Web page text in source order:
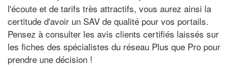
l'écoute et de tarifs très attractifs, vous aurez ainsi la
certitude d'avoir un SAV de qualité pour vos portails.
Pensez à consulter les avis clients certifiés laissés sur
les fiches des spécialistes du réseau Plus que Pro pour
prendre une décision !